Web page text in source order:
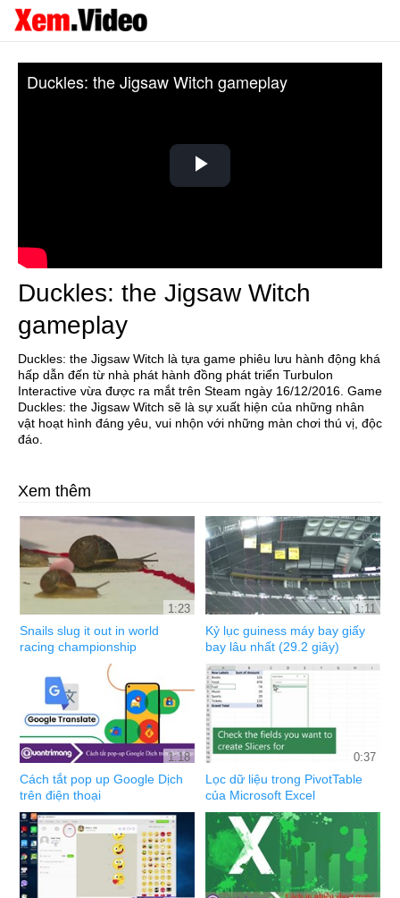
Play
Duckles: the Jigsaw Witch gameplay
Duckles: the Jigsaw Witch
gameplay
Duckles: the Jigsaw Witch là tựa game phiêu lưu hành động khá
hấp dẫn đến từ nhà phát hành đồng phát triển Turbulon
Interactive vừa được ra mắt trên Steam ngày 16/12/2016. Game
Duckles: the Jigsaw Witch sẽ là sự xuất hiện của những nhân
vật hoạt hình đáng yêu, vui nhộn với những màn chơi thú vị, độc
đáo.
Xem thêm
1:23
Snails slug it out in world
racing championship
1:11
Kỷ lục guiness máy bay giấy
bay lâu nhất (29.2 giây)
1:18
Cách tắt pop up Google Dịch
trên điện thoại
0:37
Lọc dữ liệu trong PivotTable
của Microsoft Excel